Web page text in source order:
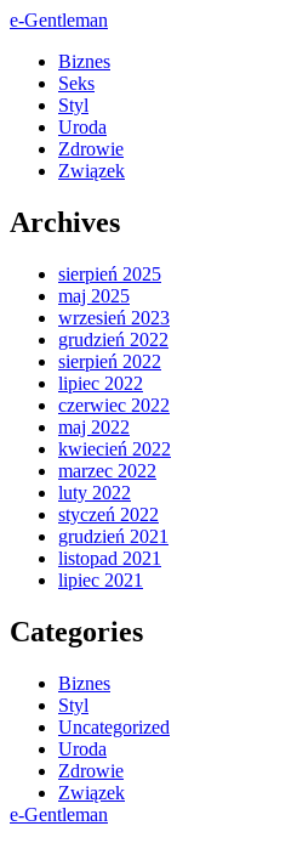
e-Gentleman
Biznes
Seks
Styl
Uroda
Zdrowie
Związek
Archives
sierpień 2025
maj 2025
wrzesień 2023
grudzień 2022
sierpień 2022
lipiec 2022
czerwiec 2022
maj 2022
kwiecień 2022
marzec 2022
luty 2022
styczeń 2022
grudzień 2021
listopad 2021
lipiec 2021
Categories
Biznes
Styl
Uncategorized
Uroda
Zdrowie
Związek
e-Gentleman